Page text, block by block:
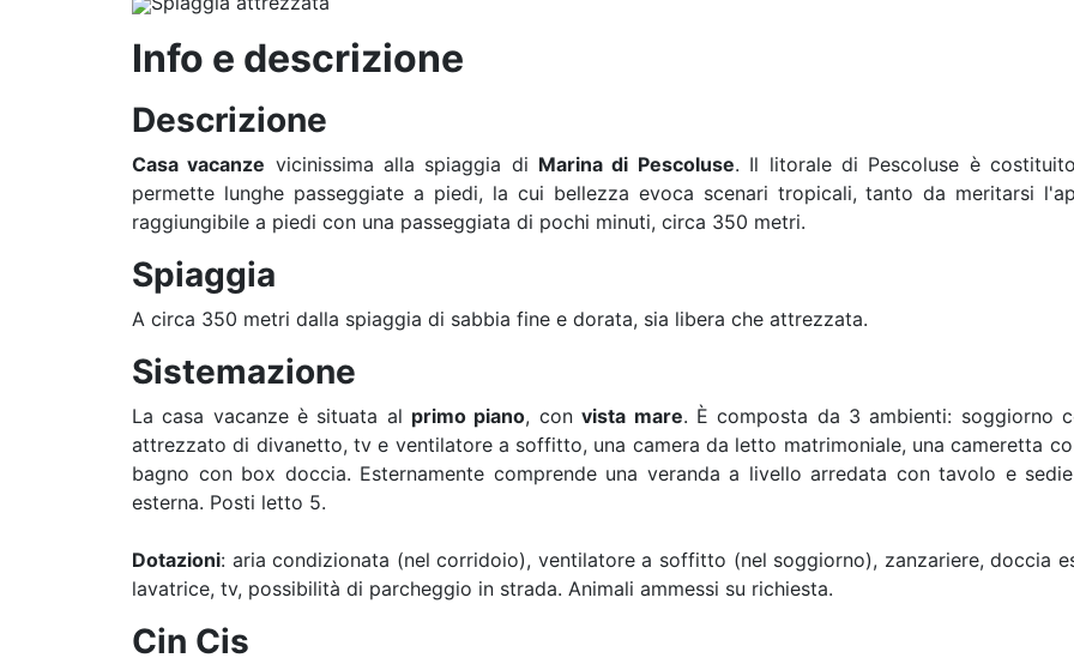
Info e descrizione
Descrizione
Casa vacanze vicinissima alla spiaggia di Marina di Pescoluse. Il litorale di Pescoluse è
permette lunghe passeggiate a piedi, la cui bellezza evoca scenari tropicali, tanto da meritarsi
raggiungibile a piedi con una passeggiata di pochi minuti, circa 350 metri.
Spiaggia
A circa 350 metri dalla spiaggia di sabbia fine e dorata, sia libera che attrezzata.
Sistemazione
La casa vacanze è situata al primo piano, convista mare. È composta da 3 ambienti: soggiorno
attrezzato di divanetto, tv e ventilatore a soffitto, una camera da letto matrimoniale, una cameretta
bagno con box doccia. Esternamente comprende una veranda a livello arredata con tavolo e
esterna. Posti letto 5.
Dotazioni: aria condizionata (nel corridoio), ventilatore a soffitto (nel soggiorno), zanzariere, doccia
lavatrice, tv, possibilità di parcheggio in strada. Animali ammessi su richiesta.
Cin Cis